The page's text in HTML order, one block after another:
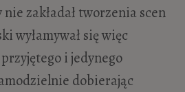
zakładał tworzenia scen
wyłamywał się więc
i jedynego
dobierając